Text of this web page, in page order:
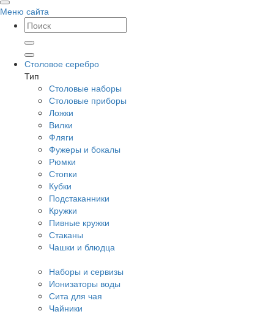
Меню сайта
Столовое серебро
Тип
Столовые наборы
Столовые приборы
Ложки
Вилки
Фляги
Фужеры и бокалы
Рюмки
Стопки
Кубки
Подстаканники
Кружки
Пивные кружки
Стаканы
Чашки и блюдца
Наборы и сервизы
Ионизаторы воды
Сита для чая
Чайники